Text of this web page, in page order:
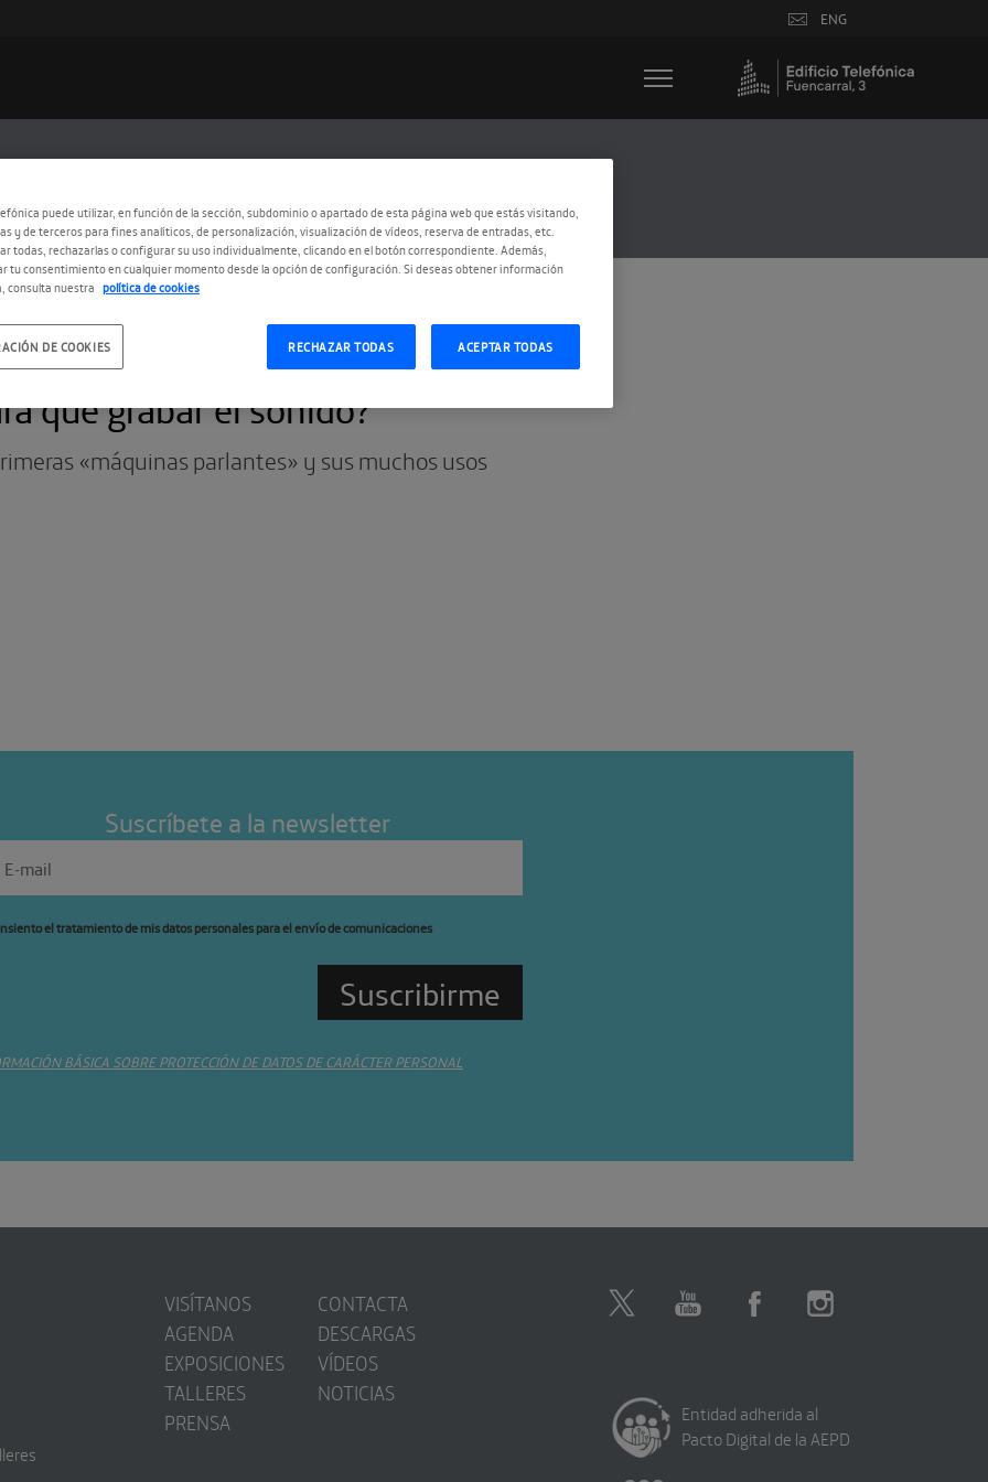
ENG
qué grabar el sonido?
«máquinas parlantes» y sus muchos usos
Suscríbete a la newsletter
el tratamiento de mis datos personales para el envío de comunicaciones
BÁSICA SOBRE PROTECCIÓN DE DATOS DE CARÁCTER PERSONAL
VISÍTANOS
AGENDA
EXPOSICIONES
TALLERES
PRENSA
CONTACTA
DESCARGAS
VÍDEOS
NOTICIAS
Entidad adherida al
Pacto Digital de la AEPD
puede utilizar, en función de la sección, subdominio o apartado de esta página web que estás visitando,
y de terceros para fines analíticos, de personalización, visualización de vídeos, reserva de entradas, etc.
todas, rechazarlas o configurar su uso individualmente, clicando en el botón correspondiente. Además,
tu consentimiento en cualquier momento desde la opción de configuración. Si deseas obtener información
consulta nuestra política de cookies
RECHAZAR TODAS ACEPTAR TODAS
DE COOKIES